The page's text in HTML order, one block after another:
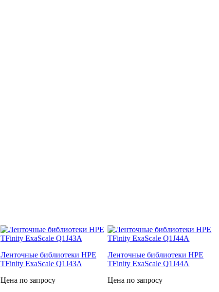
Ленточные библиотеки HPE
TFinity ExaScale Q1J43A
Цена по запросу
Ленточные библиотеки HPE
TFinity ExaScale Q1J44A
Цена по запросу